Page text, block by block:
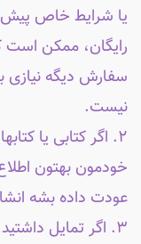
یا شرایط خاص پیش
رایگان، ممکن
سفارش دیگه
نیست.
۲. اگر کتابی یا
خودمون بهتون
عودت داده بشه
۳. اگر تمایل